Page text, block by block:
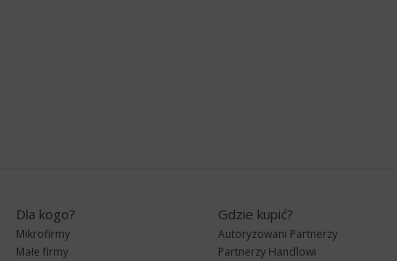
Dla kogo?
Mikrofirmy
Małe firmy
Gdzie kupić?
Autoryzowani Partnerzy
Partnerzy Handlowi